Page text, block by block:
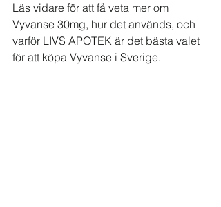
Läs vidare för att få veta mer om
Vyvanse 30mg, hur det används, och
varför LIVS APOTEK är det bästa valet
för att köpa Vyvanse i Sverige.